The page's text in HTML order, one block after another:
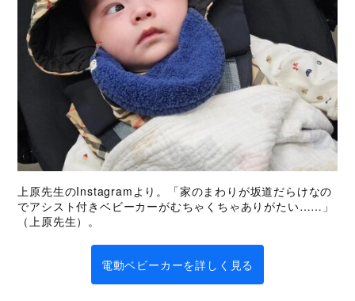
上原先生のInstagramより。「家のまわりが坂道だらけなの
でアシスト付きベビーカーがむちゃくちゃありがたい……」
（上原先生）。
電動ベビーカーを詳しく見る